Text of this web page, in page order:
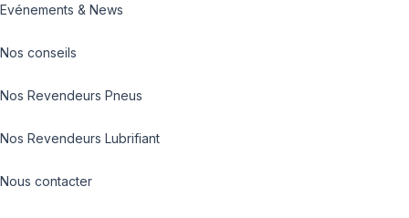
Evénements & News
Nos conseils
Nos Revendeurs Pneus
Nos Revendeurs Lubrifiant
Nous contacter